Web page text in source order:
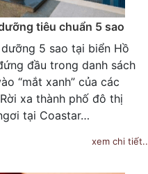
tiêu chuẩn 5 sao
5 sao tại biển Hồ
đầu trong danh sách
“mắt xanh” của các
xa thành phố đô thị
tại Coastar…
xem chi tiết..